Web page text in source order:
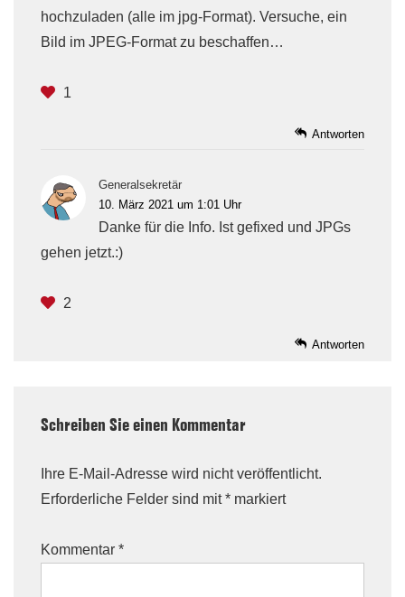
hochzuladen (alle im jpg-Format). Versuche, ein
Bild im JPEG-Format zu beschaffen…
1
Antworten
Generalsekretär
10. März 2021 um 1:01 Uhr
Danke für die Info. Ist gefixed und JPGs
gehen jetzt.:)
2
Antworten
Schreiben Sie einen Kommentar
Ihre E-Mail-Adresse wird nicht veröffentlicht.
Erforderliche Felder sind mit* markiert
Kommentar *